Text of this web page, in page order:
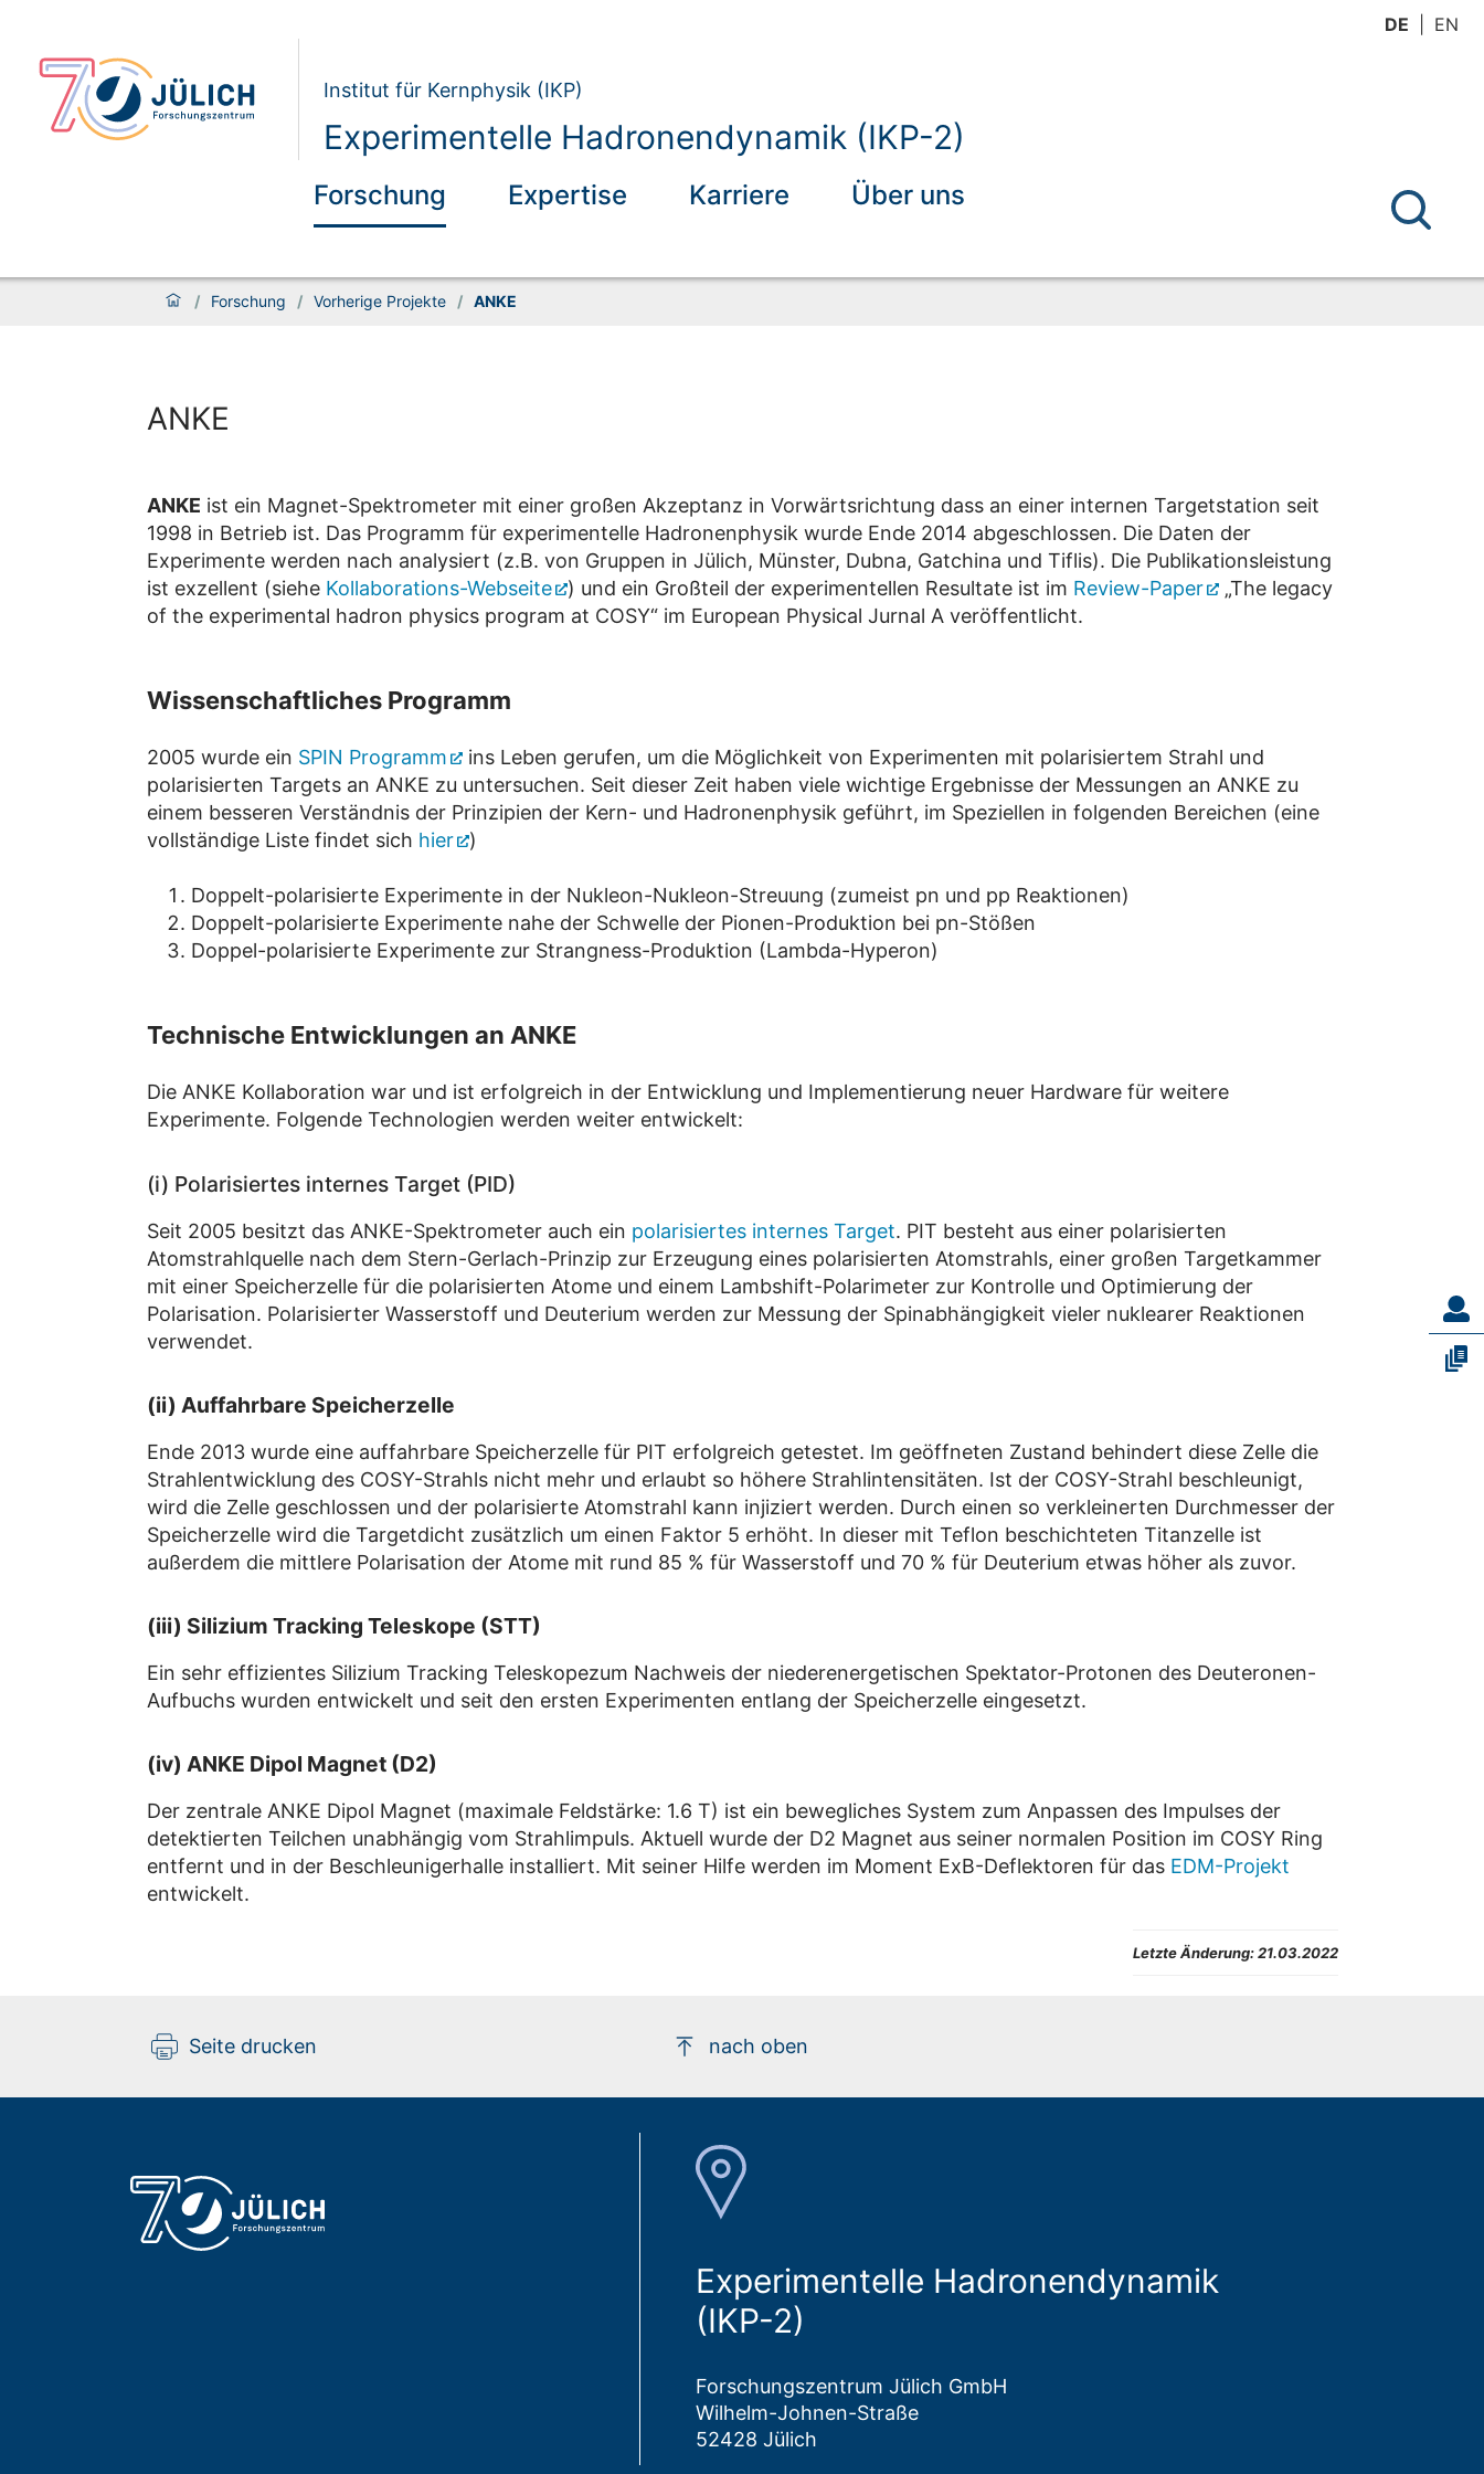
DE EN
Institut für Kernphysik (IKP)
Experimentelle Hadronendynamik (IKP-2)
Forschung Expertise Karriere Über uns
/ Forschung / Vorherige Projekte / ANKE
ANKE
ANKE ist ein Magnet-Spektrometer mit einer großen Akzeptanz in Vorwärtsrichtung dass an einer internen Targetstation seit
1998 in Betrieb ist. Das Programm für experimentelle Hadronenphysik wurde Ende 2014 abgeschlossen. Die Daten der
Experimente werden nach analysiert (z.B. von Gruppen in Jülich, Münster, Dubna, Gatchina und Tiflis). Die Publikationsleistung
ist exzellent (siehe Kollaborations-Webseite ) und ein Großteil der experimentellen Resultate ist im Review-Paper
„The legacy
of the experimental hadron physics program at COSY“ im European Physical Jurnal A veröffentlicht.
Wissenschaftliches Programm
2005 wurde ein SPIN Programm
ins Leben gerufen, um die Möglichkeit von Experimenten mit polarisiertem Strahl und
polarisierten Targets an ANKE zu untersuchen. Seit dieser Zeit haben viele wichtige Ergebnisse der Messungen an ANKE zu
einem besseren Verständnis der Prinzipien der Kern- und Hadronenphysik geführt, im Speziellen in folgenden Bereichen (eine
vollständige Liste findet sich hier )
Doppelt-polarisierte Experimente in der Nukleon-Nukleon-Streuung (zumeist pn und pp Reaktionen)
Doppelt-polarisierte Experimente nahe der Schwelle der Pionen-Produktion bei pn-Stößen
Doppel-polarisierte Experimente zur Strangness-Produktion (Lambda-Hyperon)
Technische Entwicklungen an ANKE
Die ANKE Kollaboration war und ist erfolgreich in der Entwicklung und Implementierung neuer Hardware für weitere
Experimente. Folgende Technologien werden weiter entwickelt:
(i) Polarisiertes internes Target (PID)
Seit 2005 besitzt das ANKE-Spektrometer auch ein polarisiertes internes Target. PIT besteht aus einer polarisierten
Atomstrahlquelle nach dem Stern-Gerlach-Prinzip zur Erzeugung eines polarisierten Atomstrahls, einer großen Targetkammer
mit einer Speicherzelle für die polarisierten Atome und einem Lambshift-Polarimeter zur Kontrolle und Optimierung der
Polarisation. Polarisierter Wasserstoff und Deuterium werden zur Messung der Spinabhängigkeit vieler nuklearer Reaktionen
verwendet.
(ii) Auffahrbare Speicherzelle
Ende 2013 wurde eine auffahrbare Speicherzelle für PIT erfolgreich getestet. Im geöffneten Zustand behindert diese Zelle die
Strahlentwicklung des COSY-Strahls nicht mehr und erlaubt so höhere Strahlintensitäten. Ist der COSY-Strahl beschleunigt,
wird die Zelle geschlossen und der polarisierte Atomstrahl kann injiziert werden. Durch einen so verkleinerten Durchmesser der
Speicherzelle wird die Targetdicht zusätzlich um einen Faktor 5 erhöht. In dieser mit Teflon beschichteten Titanzelle ist
außerdem die mittlere Polarisation der Atome mit rund 85 % für Wasserstoff und 70 % für Deuterium etwas höher als zuvor.
(iii) Silizium Tracking Teleskope (STT)
Ein sehr effizientes Silizium Tracking Teleskopezum Nachweis der niederenergetischen Spektator-Protonen des Deuteronen-
Aufbuchs wurden entwickelt und seit den ersten Experimenten entlang der Speicherzelle eingesetzt.
(iv) ANKE Dipol Magnet (D2)
Der zentrale ANKE Dipol Magnet (maximale Feldstärke: 1.6 T) ist ein bewegliches System zum Anpassen des Impulses der
detektierten Teilchen unabhängig vom Strahlimpuls. Aktuell wurde der D2 Magnet aus seiner normalen Position im COSY Ring
entfernt und in der Beschleunigerhalle installiert. Mit seiner Hilfe werden im Moment ExB-Deflektoren für das EDM-Projekt
entwickelt.
Letzte Änderung: 21.03.2022
Seite drucken nach oben
Experimentelle Hadronendynamik
(IKP-2)
Forschungszentrum Jülich GmbH
Wilhelm-Johnen-Straße
52428 Jülich